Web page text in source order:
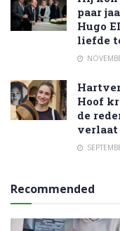
paar
Hugo
liefde
Hoof
de
verlaat
Recommended